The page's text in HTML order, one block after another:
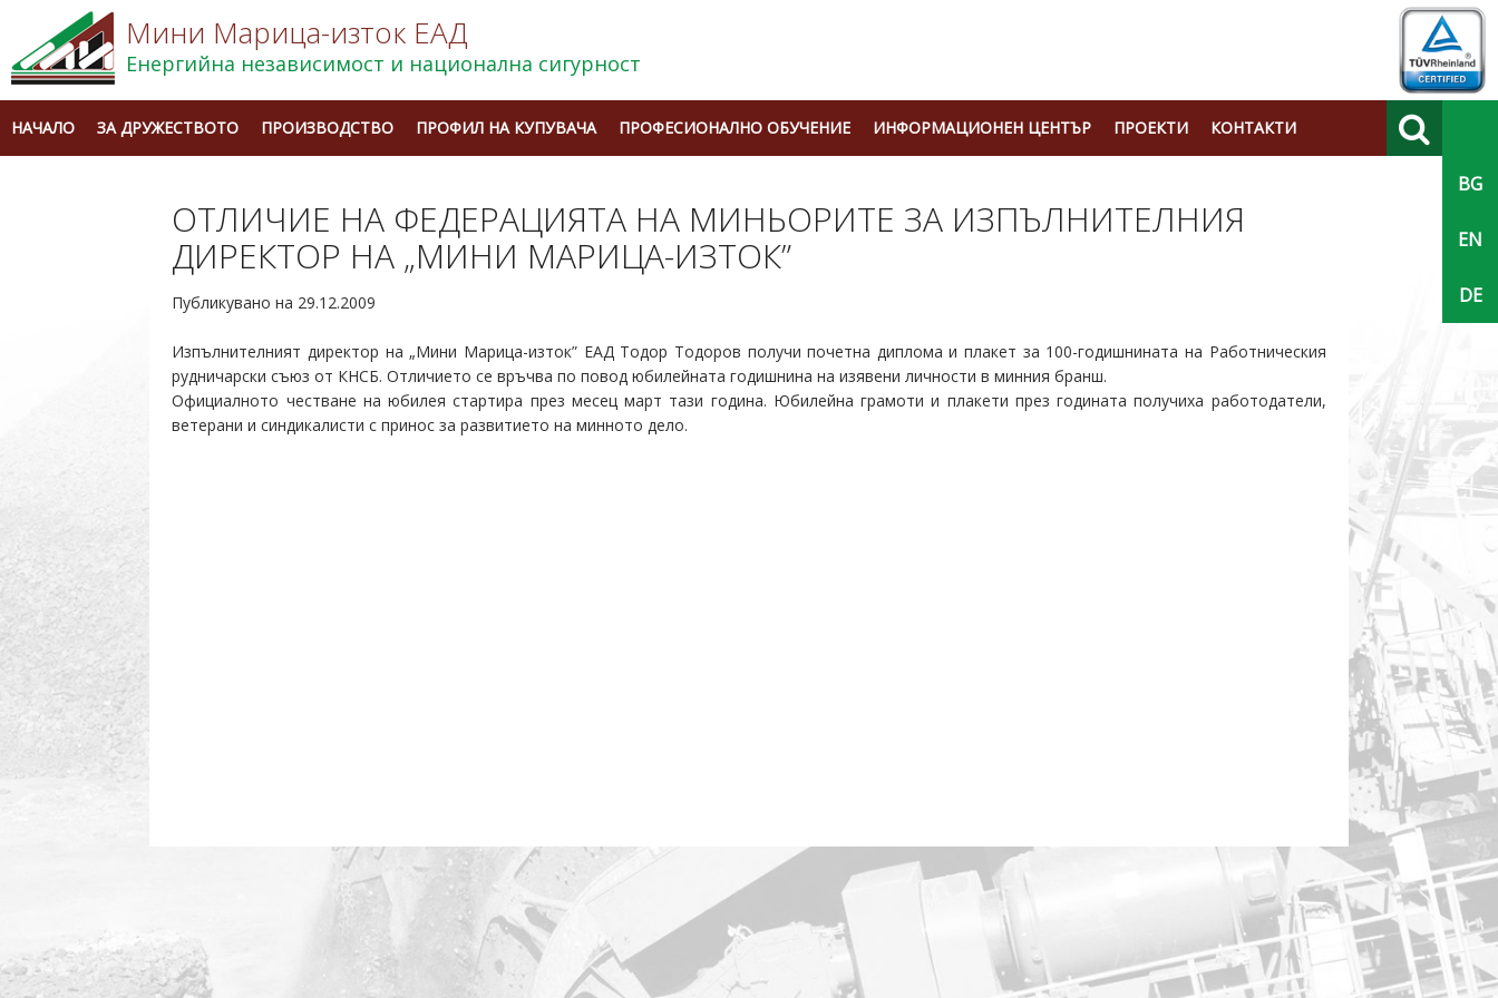
Мини Марица-изток ЕАД
Енергийна независимост и национална сигурност
НАЧАЛО ЗА ДРУЖЕСТВОТО ПРОИЗВОДСТВО ПРОФИЛ НА КУПУВАЧА ПРОФЕСИОНАЛНО ОБУЧЕНИЕ ИНФОРМАЦИОНЕН ЦЕНТЪР ПРОЕКТИ КОНТАКТИ
Търси
BG
EN
DE
ОТЛИЧИЕ НА ФЕДЕРАЦИЯТА НА МИНЬОРИТЕ ЗА ИЗПЪЛНИТЕЛНИЯ
ДИРЕКТОР НА „МИНИ МАРИЦА-ИЗТОК”
Публикувано на 29.12.2009
Изпълнителният директор на „Мини Марица-изток” ЕАД Тодор Тодоров получи почетна диплома и плакет за 100-годишнината на Работническия
рудничарски съюз от КНСБ. Отличието се връчва по повод юбилейната годишнина на изявени личности в минния бранш.
Официалното честване на юбилея стартира през месец март тази година. Юбилейна грамоти и плакети през годината получиха работодатели,
ветерани и синдикалисти с принос за развитието на минното дело.